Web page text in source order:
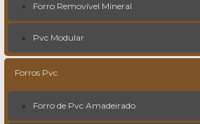
Forro Removível Mineral
Pvc Modular
Forros Pvc
Forro de Pvc Amadeirado